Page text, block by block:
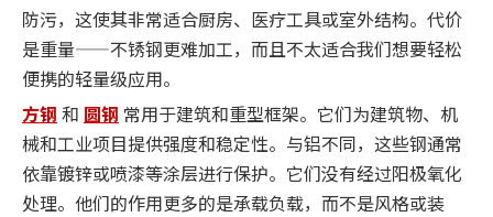
防污，这使其非常适合厨房、医疗工具或室外结构。代价
是重量——不锈钢更难加工，而且不太适合我们想要轻松
便携的轻量级应用。
方钢 和 圆钢 常用于建筑和重型框架。它们为建筑物、机
械和工业项目提供强度和稳定性。与铝不同，这些钢通常
依靠镀锌或喷漆等涂层进行保护。它们没有经过阳极氧化
处理。他们的作用更多的是承载负载，而不是风格或装